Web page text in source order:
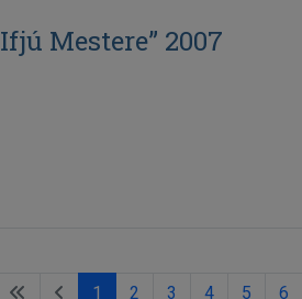
Mestere” 2007
1
2 3 4 5 6